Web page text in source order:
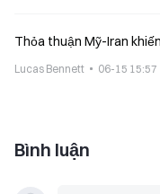
Thỏa thuận Mỹ-Iran
Lucas Bennett 06-15 15:57
Bình luận